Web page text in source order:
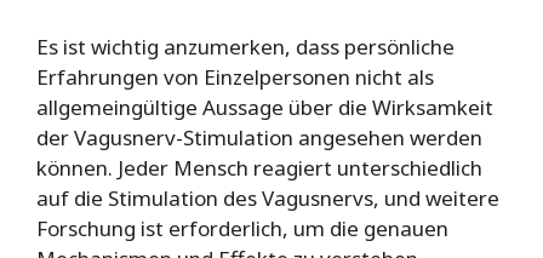
Es ist wichtig anzumerken, dass persönliche
Erfahrungen von Einzelpersonen nicht als
allgemeingültige Aussage über die Wirksamkeit
der Vagusnerv-Stimulation angesehen werden
können. Jeder Mensch reagiert unterschiedlich
auf die Stimulation des Vagusnervs, und weitere
Forschung ist erforderlich, um die genauen